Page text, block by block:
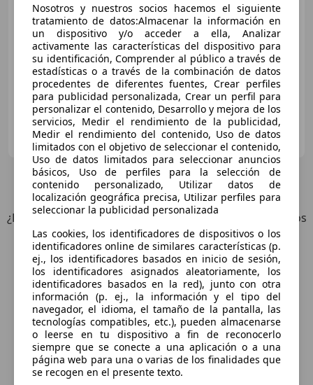
€ 31.199
Sin comparación
- (Año) - km Electro/Gasolina 96 kW (131 CV)
KOBE MOTOR MAJADAHONDA VN STOCK
ES-28222 MAJADAHONDA
4Ofertas para Toyota Yaris Cross
¿Desea ser informado automáticamente sobre vehículos
nuevos para su búsqueda?
Guardar búsqueda
Nosotros y nuestros socios hacemos el siguiente
tratamiento de datos:Almacenar la información en
un dispositivo y/o acceder a ella, Analizar
activamente las características del dispositivo para
su identificación, Comprender al público a través de
estadísticas o a través de la combinación de datos
procedentes de diferentes fuentes, Crear perfiles
para publicidad personalizada, Crear un perfil para
personalizar el contenido, Desarrollo y mejora de los
servicios, Medir el rendimiento de la publicidad,
Medir el rendimiento del contenido, Uso de datos
limitados con el objetivo de seleccionar el contenido,
Uso de datos limitados para seleccionar anuncios
básicos, Uso de perfiles para la selección de
contenido personalizado, Utilizar datos de
localización geográfica precisa, Utilizar perfiles para
seleccionar la publicidad personalizada
Las cookies, los identificadores de dispositivos o los
identificadores online de similares características (p.
ej., los identificadores basados en inicio de sesión,
los identificadores asignados aleatoriamente, los
identificadores basados en la red), junto con otra
información (p. ej., la información y el tipo del
navegador, el idioma, el tamaño de la pantalla, las
tecnologías compatibles, etc.), pueden almacenarse
o leerse en tu dispositivo a fin de reconocerlo
siempre que se conecte a una aplicación o a una
página web para una o varias de los finalidades que
se recogen en el presente texto.